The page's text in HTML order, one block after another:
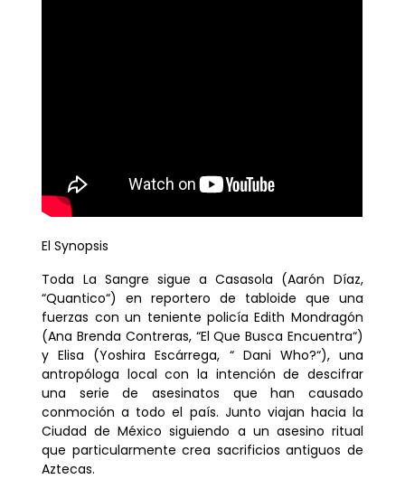
El Synopsis
Toda La Sangre sigue a Casasola (Aarón Díaz,
“Quantico“) en reportero de tabloide que una
fuerzas con un teniente policía Edith Mondragón
(Ana Brenda Contreras, “El Que Busca Encuentra“)
y Elisa (Yoshira Escárrega, “ Dani Who?“), una
antropóloga local con la intención de descifrar
una serie de asesinatos que han causado
conmoción a todo el país. Junto viajan hacia la
Ciudad de México siguiendo a un asesino ritual
que particularmente crea sacrificios antiguos de
Aztecas.